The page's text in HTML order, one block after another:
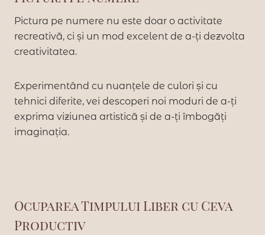
Pictura pe numere nu este doar o activitate
recreativă, ci și un mod excelent de a-ți dezvolta
creativitatea.
Experimentând cu nuanțele de culori și cu
tehnici diferite, vei descoperi noi moduri de a-ți
exprima viziunea artistică și de a-ți îmbogăți
imaginația.
Ocuparea Timpului Liber cu Ceva
Productiv